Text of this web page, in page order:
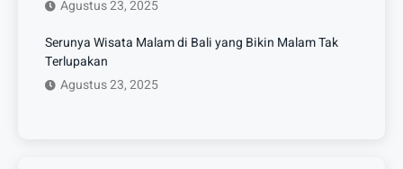
Agustus 23, 2025
Serunya Wisata Malam di Bali yang Bikin Malam Tak
Terlupakan
Agustus 23, 2025